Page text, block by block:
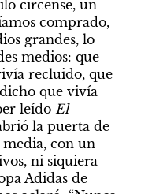
circense, un
comprado,
grandes, lo
medios: que
recluido, que
que vivía
leído El
la puerta de
media, con un
ni siquiera
Adidas de